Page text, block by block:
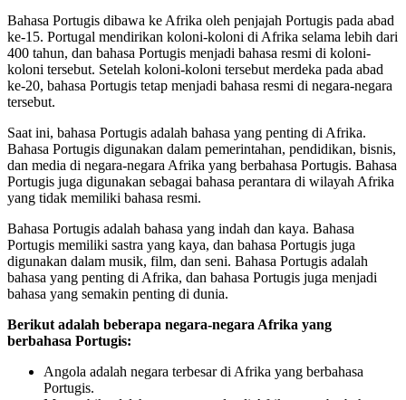
Bahasa Portugis dibawa ke Afrika oleh penjajah Portugis pada abad
ke-15. Portugal mendirikan koloni-koloni di Afrika selama lebih dari
400 tahun, dan bahasa Portugis menjadi bahasa resmi di koloni-
koloni tersebut. Setelah koloni-koloni tersebut merdeka pada abad
ke-20, bahasa Portugis tetap menjadi bahasa resmi di negara-negara
tersebut.
Saat ini, bahasa Portugis adalah bahasa yang penting di Afrika.
Bahasa Portugis digunakan dalam pemerintahan, pendidikan, bisnis,
dan media di negara-negara Afrika yang berbahasa Portugis. Bahasa
Portugis juga digunakan sebagai bahasa perantara di wilayah Afrika
yang tidak memiliki bahasa resmi.
Bahasa Portugis adalah bahasa yang indah dan kaya. Bahasa
Portugis memiliki sastra yang kaya, dan bahasa Portugis juga
digunakan dalam musik, film, dan seni. Bahasa Portugis adalah
bahasa yang penting di Afrika, dan bahasa Portugis juga menjadi
bahasa yang semakin penting di dunia.
Berikut adalah beberapa negara-negara Afrika yang
berbahasa Portugis:
Angola adalah negara terbesar di Afrika yang berbahasa
Portugis.